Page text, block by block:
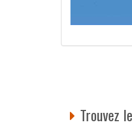
Trouvez